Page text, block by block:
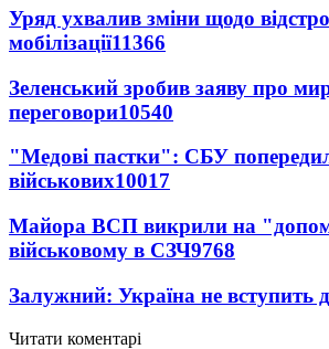
Уряд ухвалив зміни щодо
мобілізації11366
Зеленський зробив заяву про
переговори10540
"Медові пастки": СБУ
військових10017
Майора ВСП викрили на
військовому в СЗЧ9768
Залужний: Україна не
Читати коментарі